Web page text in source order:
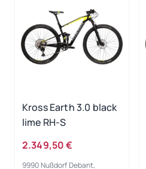
Kross Earth 3.0 black
lime RH-S
2.349,50 €
9990 Nußdorf Debant,